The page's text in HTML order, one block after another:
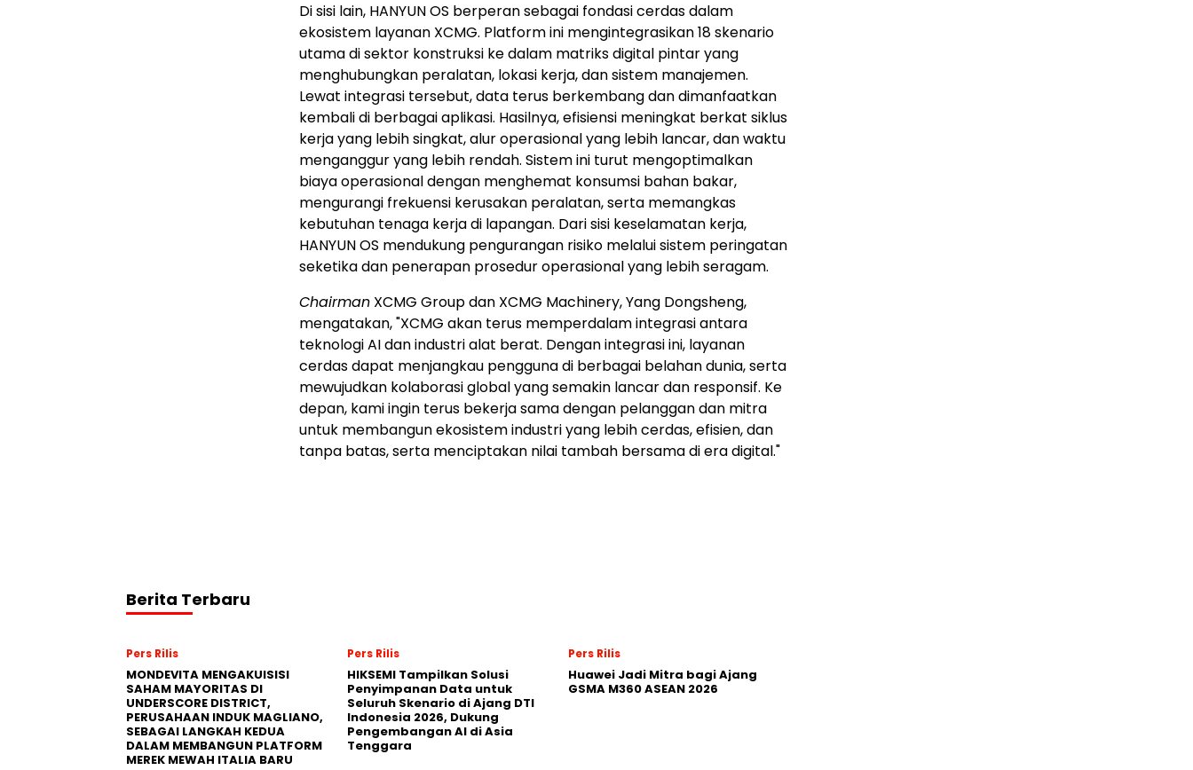
Di sisi lain, HANYUN OS berperan sebagai fondasi cerdas dalam
ekosistem layanan XCMG. Platform ini mengintegrasikan 18 skenario
utama di sektor konstruksi ke dalam matriks digital pintar yang
menghubungkan peralatan, lokasi kerja, dan sistem manajemen.
Lewat integrasi tersebut, data terus berkembang dan dimanfaatkan
kembali di berbagai aplikasi. Hasilnya, efisiensi meningkat berkat siklus
kerja yang lebih singkat, alur operasional yang lebih lancar, dan waktu
menganggur yang lebih rendah. Sistem ini turut mengoptimalkan
biaya operasional dengan menghemat konsumsi bahan bakar,
mengurangi frekuensi kerusakan peralatan, serta memangkas
kebutuhan tenaga kerja di lapangan. Dari sisi keselamatan kerja,
HANYUN OS mendukung pengurangan risiko melalui sistem peringatan
seketika dan penerapan prosedur operasional yang lebih seragam.
Chairman XCMG Group dan XCMG Machinery, Yang Dongsheng,
mengatakan, "XCMG akan terus memperdalam integrasi antara
teknologi AI dan industri alat berat. Dengan integrasi ini, layanan
cerdas dapat menjangkau pengguna di berbagai belahan dunia, serta
mewujudkan kolaborasi global yang semakin lancar dan responsif. Ke
depan, kami ingin terus bekerja sama dengan pelanggan dan mitra
untuk membangun ekosistem industri yang lebih cerdas, efisien, dan
tanpa batas, serta menciptakan nilai tambah bersama di era digital."
Berita Terbaru
Pers Rilis
MONDEVITA MENGAKUISISI
SAHAM MAYORITAS DI
UNDERSCORE DISTRICT,
PERUSAHAAN INDUK MAGLIANO,
SEBAGAI LANGKAH KEDUA
DALAM MEMBANGUN PLATFORM
MEREK MEWAH ITALIA BARU
Pers Rilis
HIKSEMI Tampilkan Solusi
Penyimpanan Data untuk
Seluruh Skenario di Ajang DTI
Indonesia 2026, Dukung
Pengembangan AI di Asia
Tenggara
Pers Rilis
Huawei Jadi Mitra bagi Ajang
GSMA M360 ASEAN 2026